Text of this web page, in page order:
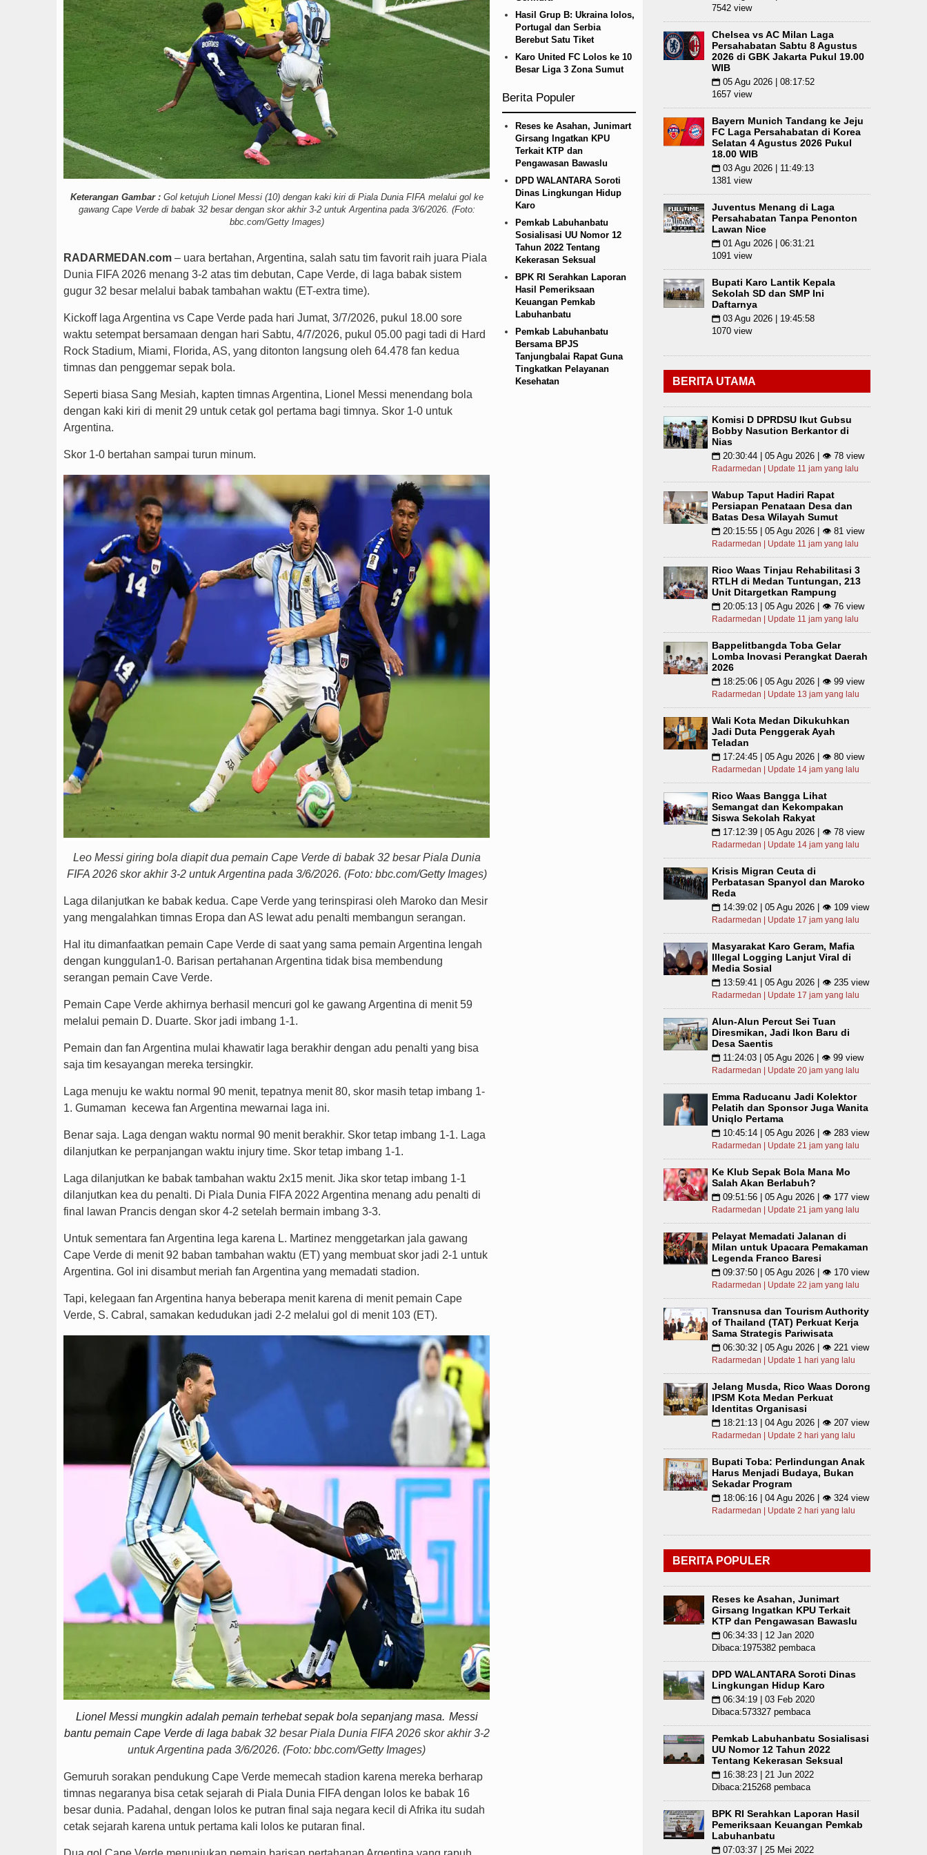
Wali Kota Medan Dikukuhkan Jadi Duta Penggerak Ayah Teladan Sebut LSL Pengidap HIV/AIDS di Jawa Barat Sebagai
Keterangan Gambar :Gol ketujuh Lionel Messi (10) dengan kaki kiri di Piala Dunia FIFA melalui gol ke
gawang Cape Verde di babak 32 besar dengan skor akhir 3-2 untuk Argentina pada 3/6/2026. (Foto:
bbc.com/Getty Images)
RADARMEDAN.com – uara bertahan, Argentina, salah satu tim favorit raih juara Piala
Dunia FIFA 2026 menang 3-2 atas tim debutan, Cape Verde, di laga babak sistem
gugur 32 besar melalui babak tambahan waktu (ET-extra time).
Kickoff laga Argentina vs Cape Verde pada hari Jumat, 3/7/2026, pukul 18.00 sore
waktu setempat bersamaan dengan hari Sabtu, 4/7/2026, pukul 05.00 pagi tadi di Hard
Rock Stadium, Miami, Florida, AS, yang ditonton langsung oleh 64.478 fan kedua
timnas dan penggemar sepak bola.
Seperti biasa Sang Mesiah, kapten timnas Argentina, Lionel Messi menendang bola
dengan kaki kiri di menit 29 untuk cetak gol pertama bagi timnya. Skor 1-0 untuk
Argentina.
Skor 1-0 bertahan sampai turun minum.
Leo Messi giring bola diapit dua pemain Cape Verde di babak 32 besar Piala Dunia
FIFA 2026 skor akhir 3-2 untuk Argentina pada 3/6/2026. (Foto: bbc.com/Getty Images)
Laga dilanjutkan ke babak kedua. Cape Verde yang terinspirasi oleh Maroko dan Mesir
yang mengalahkan timnas Eropa dan AS lewat adu penalti membangun serangan.
Hal itu dimanfaatkan pemain Cape Verde di saat yang sama pemain Argentina lengah
dengan kunggulan1-0. Barisan pertahanan Argentina tidak bisa membendung
serangan pemain Cave Verde.
Pemain Cape Verde akhirnya berhasil mencuri gol ke gawang Argentina di menit 59
melalui pemain D. Duarte. Skor jadi imbang 1-1.
Pemain dan fan Argentina mulai khawatir laga berakhir dengan adu penalti yang bisa
saja tim kesayangan mereka tersingkir.
Laga menuju ke waktu normal 90 menit, tepatnya menit 80, skor masih tetap imbang 1-
1. Gumaman kecewa fan Argentina mewarnai laga ini.
Benar saja. Laga dengan waktu normal 90 menit berakhir. Skor tetap imbang 1-1. Laga
dilanjutkan ke perpanjangan waktu injury time. Skor tetap imbang 1-1.
Laga dilanjutkan ke babak tambahan waktu 2x15 menit. Jika skor tetap imbang 1-1
dilanjutkan kea du penalti. Di Piala Dunia FIFA 2022 Argentina menang adu penalti di
final lawan Prancis dengan skor 4-2 setelah bermain imbang 3-3.
Untuk sementara fan Argentina lega karena L. Martinez menggetarkan jala gawang
Cape Verde di menit 92 baban tambahan waktu (ET) yang membuat skor jadi 2-1 untuk
Argentina. Gol ini disambut meriah fan Argentina yang memadati stadion.
Tapi, kelegaan fan Argentina hanya beberapa menit karena di menit pemain Cape
Verde, S. Cabral, samakan kedudukan jadi 2-2 melalui gol di menit 103 (ET).
Lionel Messi mungkin adalah pemain terhebatsepak bola sepanjang masa. Messi
bantu pemain Cape Verde di laga babak 32 besar Piala Dunia FIFA 2026 skor akhir 3-2
untuk Argentina pada 3/6/2026. (Foto: bbc.com/Getty Images)
Gemuruh sorakan pendukung Cape Verde memecah stadion karena mereka berharap
timnas negaranya bisa cetak sejarah di Piala Dunia FIFA dengan lolos ke babak 16
besar dunia. Padahal, dengan lolos ke putran final saja negara kecil di Afrika itu sudah
cetak sejarah karena untuk pertama kali lolos ke putaran final.
Hasil Grup B: Ukraina lolos,
Portugal dan Serbia
Berebut Satu Tiket
Karo United FC Lolos ke 10
Besar Liga 3 Zona Sumut
Berita Populer
Reses ke Asahan, Junimart
Girsang Ingatkan KPU
Terkait KTP dan
Pengawasan Bawaslu
DPD WALANTARA Soroti
Dinas Lingkungan Hidup
Karo
Pemkab Labuhanbatu
Sosialisasi UU Nomor 12
Tahun 2022 Tentang
Kekerasan Seksual
BPK RI Serahkan Laporan
Hasil Pemeriksaan
Keuangan Pemkab
Labuhanbatu
Pemkab Labuhanbatu
Bersama BPJS
Tanjungbalai Rapat Guna
Tingkatkan Pelayanan
Kesehatan
7542 view
Chelsea vs AC Milan Laga
Persahabatan Sabtu 8 Agustus
2026 di GBK Jakarta Pukul 19.00
WIB
📅 05 Agu 2026 | 08:17:52
1657 view
Bayern Munich Tandang ke Jeju
FC Laga Persahabatan di Korea
Selatan 4 Agustus 2026 Pukul
18.00 WIB
📅 03 Agu 2026 | 11:49:13
1381 view
Juventus Menang di Laga
Persahabatan Tanpa Penonton
Lawan Nice
📅 01 Agu 2026 | 06:31:21
1091 view
Bupati Karo Lantik Kepala
Sekolah SD dan SMP Ini
Daftarnya
📅 03 Agu 2026 | 19:45:58
1070 view
BERITA UTAMA
Komisi D DPRDSU Ikut Gubsu
Bobby Nasution Berkantor di
Nias
📅 20:30:44 | 05 Agu 2026 | 👁 78 view
Radarmedan | Update 11 jam yang lalu
Wabup Taput Hadiri Rapat
Persiapan Penataan Desa dan
Batas Desa Wilayah Sumut
📅 20:15:55 | 05 Agu 2026 | 👁 81 view
Radarmedan | Update 11 jam yang lalu
Rico Waas Tinjau Rehabilitasi 3
RTLH di Medan Tuntungan, 213
Unit Ditargetkan Rampung
📅 20:05:13 | 05 Agu 2026 | 👁 76 view
Radarmedan | Update 11 jam yang lalu
Bappelitbangda Toba Gelar
Lomba Inovasi Perangkat Daerah
2026
📅 18:25:06 | 05 Agu 2026 | 👁 99 view
Radarmedan | Update 13 jam yang lalu
Wali Kota Medan Dikukuhkan
Jadi Duta Penggerak Ayah
Teladan
📅 17:24:45 | 05 Agu 2026 | 👁 80 view
Radarmedan | Update 14 jam yang lalu
Rico Waas Bangga Lihat
Semangat dan Kekompakan
Siswa Sekolah Rakyat
📅 17:12:39 | 05 Agu 2026 | 👁 78 view
Radarmedan | Update 14 jam yang lalu
Krisis Migran Ceuta di
Perbatasan Spanyol dan Maroko
Reda
📅 14:39:02 | 05 Agu 2026 | 👁 109 view
Radarmedan | Update 17 jam yang lalu
Masyarakat Karo Geram, Mafia
Illegal Logging Lanjut Viral di
Media Sosial
📅 13:59:41 | 05 Agu 2026 | 👁 235 view
Radarmedan | Update 17 jam yang lalu
Alun-Alun Percut Sei Tuan
Diresmikan, Jadi Ikon Baru di
Desa Saentis
📅 11:24:03 | 05 Agu 2026 | 👁 99 view
Radarmedan | Update 20 jam yang lalu
Emma Raducanu Jadi Kolektor
Pelatih dan Sponsor Juga Wanita
Uniqlo Pertama
📅 10:45:14 | 05 Agu 2026 | 👁 283 view
Radarmedan | Update 21 jam yang lalu
Ke Klub Sepak Bola Mana Mo
Salah Akan Berlabuh?
📅 09:51:56 | 05 Agu 2026 | 👁 177 view
Radarmedan | Update 21 jam yang lalu
Pelayat Memadati Jalanan di
Milan untuk Upacara Pemakaman
Legenda Franco Baresi
📅 09:37:50 | 05 Agu 2026 | 👁 170 view
Radarmedan | Update 22 jam yang lalu
Transnusa dan Tourism Authority
of Thailand (TAT) Perkuat Kerja
Sama Strategis Pariwisata
📅 06:30:32 | 05 Agu 2026 | 👁 221 view
Radarmedan | Update 1 hari yang lalu
Jelang Musda, Rico Waas Dorong
IPSM Kota Medan Perkuat
Identitas Organisasi
📅 18:21:13 | 04 Agu 2026 | 👁 207 view
Radarmedan | Update 2 hari yang lalu
Bupati Toba: Perlindungan Anak
Harus Menjadi Budaya, Bukan
Sekadar Program
📅 18:06:16 | 04 Agu 2026 | 👁 324 view
Radarmedan | Update 2 hari yang lalu
BERITA POPULER
Reses ke Asahan, Junimart
Girsang Ingatkan KPU Terkait
KTP dan Pengawasan Bawaslu
📅 06:34:33 | 12 Jan 2020
Dibaca:1975382 pembaca
DPD WALANTARA Soroti Dinas
Lingkungan Hidup Karo
📅 06:34:19 | 03 Feb 2020
Dibaca:573327 pembaca
Pemkab Labuhanbatu Sosialisasi
UU Nomor 12 Tahun 2022
Tentang Kekerasan Seksual
📅 16:38:23 | 21 Jun 2022
Dibaca:215268 pembaca
BPK RI Serahkan Laporan Hasil
Pemeriksaan Keuangan Pemkab
Labuhanbatu
📅 07:03:37 | 25 Mei 2022